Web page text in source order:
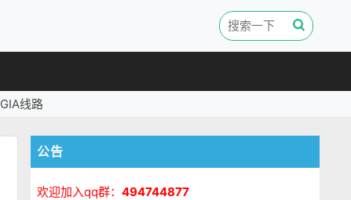
GIA线路
公告
欢迎加入qq群： 494744877